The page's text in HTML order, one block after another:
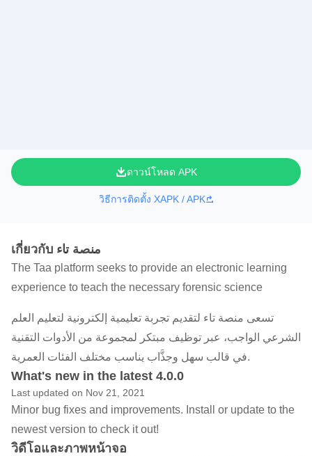
ดาวน์โหลด APK
วิธีการติดตั้ง XAPK / APK
เกี่ยวกับ منصة تاء
The Taa platform seeks to provide an electronic learning
experience to teach the necessary forensic science
تسعى منصة تاء لتقديم تجربة تعليمية إلكترونية لتعليم العلم
الشرعي الواجب، عبر توظيف مبتكر لمجموعة من الأدوات التقنية
في قالب سهل وجذَّاب يناسب مختلف الفئات العمرية.
What's new in the latest 4.0.0
Last updated on Nov 21, 2021
Minor bug fixes and improvements. Install or update to the
newest version to check it out!
วิดีโอและภาพหน้าจอ